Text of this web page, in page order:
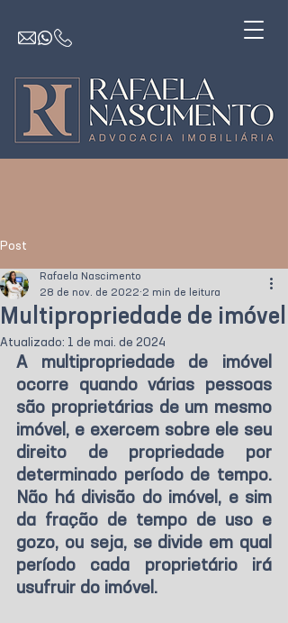
Post
Multipropriedade de imóvel
Rafaela Nascimento
28 de nov. de 2022 2 min de leitura
Atualizado: 1 de mai. de 2024
A multipropriedade de imóvel
ocorre quando várias pessoas
são proprietárias de um mesmo
imóvel, e exercem sobre ele seu
direito de propriedade por
determinado período de tempo.
Não há divisão do imóvel, e sim
da fração de tempo de uso e
gozo, ou seja, se divide em qual
período cada proprietário irá
usufruir do imóvel.